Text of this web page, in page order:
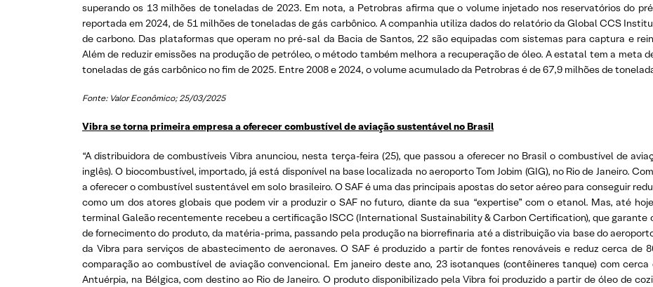
superando os 13 milhões de toneladas de 2023. Em nota, a Petrobras afirma que o volume injetado nos reservatórios do
reportada em 2024, de 51 milhões de toneladas de gás carbônico. A companhia utiliza dados do relatório da Global CCS
de carbono. Das plataformas que operam no pré-sal da Bacia de Santos, 22 são equipadas com sistemas para captura e
Além de reduzir emissões na produção de petróleo, o método também melhora a recuperação de óleo. A estatal tem a meta
toneladas de gás carbônico no fim de 2025. Entre 2008 e 2024, o volume acumulado da Petrobras é de 67,9 milhões de
Fonte: Valor Econômico; 25/03/2025
Vibra se torna primeira empresa a oferecer combustível de aviação sustentável no Brasil
“A distribuidora de combustíveis Vibra anunciou, nesta terça-feira (25), que passou a oferecer no Brasil o combustível de
inglês). O biocombustível, importado, já está disponível na base localizada no aeroporto Tom Jobim (GIG), no Rio de Janeiro.
a oferecer o combustível sustentável em solo brasileiro. O SAF é uma das principais apostas do setor aéreo para conseguir
como um dos atores globais que podem vir a produzir o SAF no futuro, diante da sua “expertise” com o etanol. Mas, até
terminal Galeão recentemente recebeu a certificação ISCC (International Sustainability & Carbon Certification), que garante
de fornecimento do produto, da matéria-prima, passando pela produção na biorrefinaria até a distribuição via base do
da Vibra para serviços de abastecimento de aeronaves. O SAF é produzido a partir de fontes renováveis e reduz cerca de
comparação ao combustível de aviação convencional. Em janeiro deste ano, 23 isotanques (contêineres tanque) com
Antuérpia, na Bélgica, com destino ao Rio de Janeiro. O produto disponibilizado pela Vibra foi produzido a partir de óleo de